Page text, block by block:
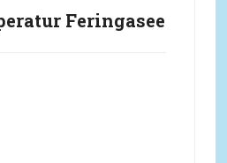
Feringasee